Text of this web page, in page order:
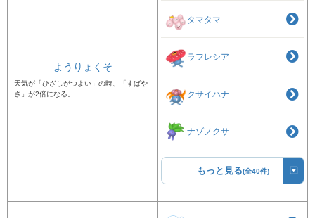
ようりょくそ
天気が「ひざしがつよい」の時、「すばや
さ」が2倍になる。
タマタマ
ラフレシア
クサイハナ
ナゾノクサ
もっと見る(全40件)